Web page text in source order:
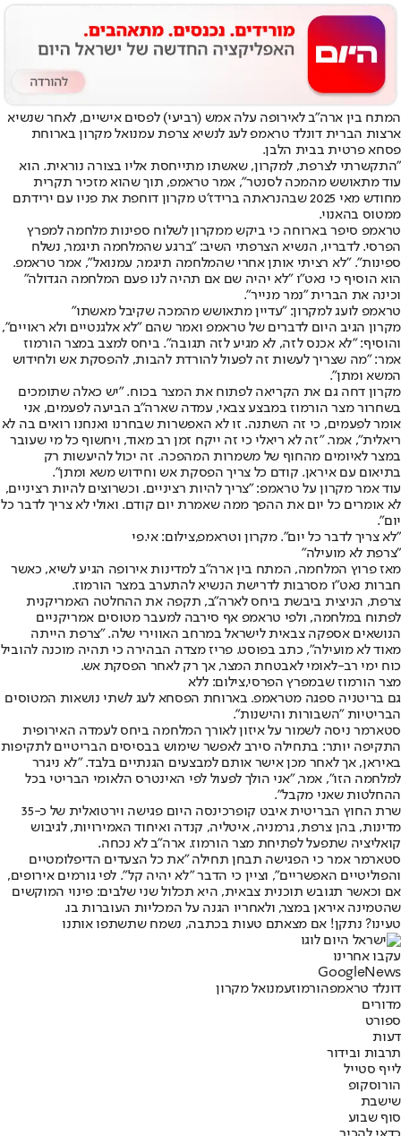
המתח בין ארה״ב לאירופה עלה אמש (רביעי) לפסים אישיים, לאחר שנשיא
ארצות הברית דונלד טראמפ לעג לנשיא צרפת עמנואל מקרון בארוחת
פסחא פרטית בבית הלבן.
״התקשרתי לצרפת, למקרון, שאשתו מתייחסת אליו בצורה נוראית. הוא
עוד מתאושש מהמכה לסנטר״, אמר טראמפ, תוך שהוא מזכיר תקרית
מחודש מאי 2025 שבה
נראתה ברידז׳ט מקרון דוחפת את פניו עם ירידתם
ממטוס בהאנוי.
טראמפ סיפר בארוחה כי ביקש ממקרון לשלוח ספינות מלחמה למפרץ
הפרסי. לדבריו, הנשיא הצרפתי השיב: ״ברגע שהמלחמה תיגמר, נשלח
ספינות״. ״לא רציתי אותן אחרי שהמלחמה תיגמר, עמנואל״, אמר טראמפ.
הוא הוסיף כי נאט״ו ״לא יהיה שם אם תהיה לנו פעם המלחמה הגדולה״
וכינה את הברית ״נמר מנייר״.
טראמפ לועג למקרון: "עדיין מתאושש מהמכה שקיבל מאשתו"
מקרון הגיב היום לדברים של טראמפ ואמר שהם ״לא אלגנטיים ולא ראויים״,
והוסיף: ״לא אכנס לזה, לא מגיע לזה תגובה״. ביחס למצב במצר הורמוז
אמר: ״מה שצריך לעשות זה לפעול להורדת להבות, להפסקת אש ולחידוש
המשא ומתן״.
מקרון דחה גם את הקריאה לפתוח את המצר בכוח. ״יש כאלה שתומכים
בשחרור מצר הורמוז במבצע צבאי, עמדה שארה״ב הביעה לפעמים, אני
אומר לפעמים, כי זה השתנה. זו לא האפשרות שבחרנו ואנחנו רואים בה לא
ריאלית״, אמר. ״זה לא ריאלי כי זה ייקח זמן רב מאוד, ויחשוף כל מי שעובר
במצר לאיומים מהחוף של משמרות המהפכה. זה יכול להיעשות רק
בתיאום עם איראן. קודם כל צריך הפסקת אש וחידוש משא ומתן״.
עוד אמר מקרון על טראמפ: ״צריך להיות רציניים. וכשרוצים להיות רציניים,
לא אומרים כל יום את ההפך ממה שאמרת יום קודם. ואולי לא צריך לדבר כל
יום״.
"לא צריך לדבר כל יום". מקרון וטראמפ,צילום: אי.פי
"צרפת לא מועילה"
מאז פרוץ המלחמה, המתח בין ארה״ב למדינות אירופה הגיע לשיא, כאשר
חברות נאט״ו מסרבות לדרישת הנשיא להתערב במצר הורמוז.
צרפת, הניצית ביבשת ביחס לארה״ב, תקפה את ההחלטה האמריקנית
לפתוח במלחמה, ולפי טראמפ אף סירבה למעבר מטוסים אמריקניים
הנושאים אספקה צבאית לישראל במרחב האווירי שלה. ״צרפת הייתה
מאוד לא מועילה״, כתב בפוסט. פריז מצדה הבהירה כי תהיה מוכנה להוביל
כוח ימי רב-לאומי לאבטחת המצר, אך רק לאחר הפסקת אש.
מצר הורמוז שבמפרץ הפרסי,צילום: ללא
גם בריטניה ספגה מטראמפ. בארוחת הפסחא לעג לשתי נושאות המטוסים
הבריטיות ״השבורות והישנות״.
סטארמר ניסה לשמור על איזון לאורך המלחמה ביחס לעמדה האירופית
התקיפה יותר: בתחילה סירב לאפשר שימוש בבסיסים הבריטיים לתקיפות
באיראן, אך לאחר מכן אישר אותם למבצעים הגנתיים בלבד. ״לא ניגרר
למלחמה הזו״, אמר, ״אני הולך לפעול לפי האינטרס הלאומי הבריטי בכל
ההחלטות שאני מקבל״.
שרת החוץ הבריטית איבט קופר
כינסה היום פגישה וירטואלית של כ-35
מדינות, בהן צרפת, גרמניה, איטליה, קנדה ואיחוד האמירויות, לגיבוש
קואליציה שתפעל לפתיחת מצר הורמוז. ארה״ב לא נכחה.
סטארמר אמר כי הפגישה תבחן תחילה ״את כל הצעדים הדיפלומטיים
והפוליטיים האפשריים״, וציין כי הדבר ״לא יהיה קל״. לפי גורמים אירופים,
אם וכאשר תגובש תוכנית צבאית, היא תכלול שני שלבים: פינוי המוקשים
שהטמינה איראן במצר, ולאחריו הגנה על המכליות העוברות בו.
טעינו? נתקן! אם מצאתם טעות בכתבה, נשמח שתשתפו אותנו
עקבו אחרינו
Googl eNews
דונלד טראמפהורמוזעמנואל מקרון
מדורים
ספורט
דעות
תרבות ובידור
לייף סטייל
הורוסקופ
שישבת
סוף שבוע